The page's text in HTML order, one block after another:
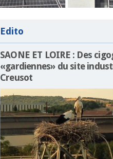
Edito
SAONE ET LOIRE : Des
«gardiennes» du site
Creusot